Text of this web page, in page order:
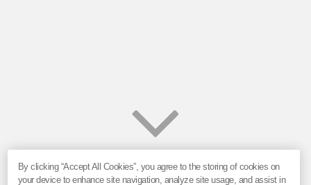
By clicking “Accept All Cookies”, you agree to the storing of cookies on
your device to enhance site navigation, analyze site usage, and assist in